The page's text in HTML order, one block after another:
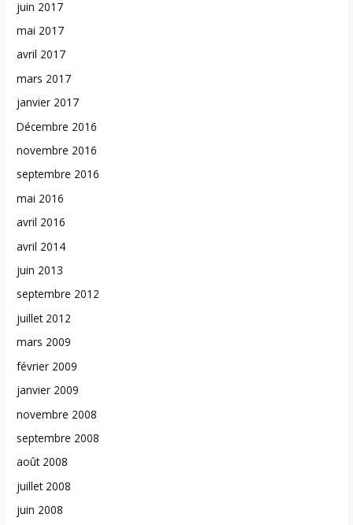
juin 2017
mai 2017
avril 2017
mars 2017
janvier 2017
Décembre 2016
novembre 2016
septembre 2016
mai 2016
avril 2016
avril 2014
juin 2013
septembre 2012
juillet 2012
mars 2009
février 2009
janvier 2009
novembre 2008
septembre 2008
août 2008
juillet 2008
juin 2008